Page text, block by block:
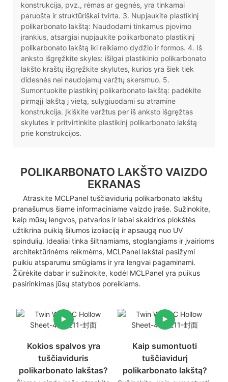
konstrukcija, pvz., rėmas ar gegnės, yra tinkamai
paruošta ir struktūriškai tvirta. 3. Nupjaukite plastikinį
polikarbonato lakštą: Naudodami tinkamus pjovimo
įrankius, atsargiai nupjaukite polikarbonato plastikinį
polikarbonato lakštą iki reikiamo dydžio ir formos. 4. Iš
anksto išgręžkite skyles: išilgai plastikinio polikarbonato
lakšto kraštų išgręžkite skylutes, kurios yra šiek tiek
didesnės nei naudojamų varžtų skersmuo. 5.
Sumontuokite plastikinį polikarbonato lakštą: padėkite
pirmąjį lakštą į vietą, sulygiuodami su atramine
konstrukcija. Įkiškite varžtus per iš anksto išgręžtas
skylutes ir pritvirtinkite plastikinį polikarbonato lakštą
prie konstrukcijos.
POLIKARBONATO LAKŠTO VAIZDO
EKRANAS
Atraskite MCLPanel tuščiavidurių polikarbonato lakštų
pranašumus šiame informaciniame vaizdo įraše. Sužinokite,
kaip mūsų lengvos, patvarios ir labai skaidrios plokštės
užtikrina puikią šilumos izoliaciją ir apsaugą nuo UV
spindulių. Idealiai tinka šiltnamiams, stoglangiams ir įvairioms
architektūrinėms reikmėms, MCLPanel lakštai pasižymi
puikiu atsparumu smūgiams ir yra lengvai pagaminami.
Žiūrėkite dabar ir sužinokite, kodėl MCLPanel yra puikus
pasirinkimas jūsų statybos poreikiams.
Kokios spalvos yra
tuščiaviduris
polikarbonato lakštas?
Kaip sumontuoti
tuščiavidurį
polikarbonato lakštą?